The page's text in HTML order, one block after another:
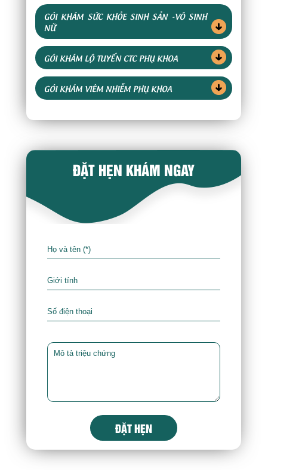
GÓI KHÁM SỨC KHỎE SINH SẢN -VÔ SINH
NỮ
GÓI KHÁM LỘ TUYẾN CTC PHỤ KHOA
GÓI KHÁM VIÊM NHIỄM PHỤ KHOA
ĐẶT HẸN KHÁM NGAY
ĐẶT HẸN